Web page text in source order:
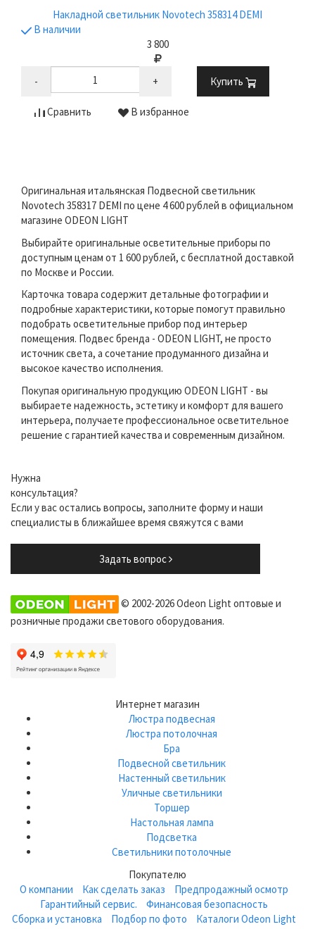
Накладной светильник Novotech 358314 DEMI
В наличии
3 800
- + Купить
Сравнить В избранное
Оригинальная итальянская Подвесной светильник
Novotech 358317 DEMI по цене 4 600 рублей в официальном
магазине ODEON LIGHT
Выбирайте оригинальные осветительные приборы по
доступным ценам от 1 600 рублей, с бесплатной доставкой
по Москве и России.
Карточка товара содержит детальные фотографии и
подробные характеристики, которые помогут правильно
подобрать осветительные прибор под интерьер
помещения. Подвес бренда - ODEON LIGHT, не просто
источник света, а сочетание продуманного дизайна и
высокое качество исполнения.
Покупая оригинальную продукцию ODEON LIGHT - вы
выбираете надежность, эстетику и комфорт для вашего
интерьера, получаете профессиональное осветительное
решение с гарантией качества и современным дизайном.
Нужна
консультация?
Если у вас остались вопросы, заполните форму и наши
специалисты в ближайшее время свяжутся с вами
Задать вопрос
© 2002-2026 Odeon Light оптовые и
розничные продажи светового оборудования.
Интернет магазин
Люстра подвесная
Люстра потолочная
Бра
Подвесной светильник
Настенный светильник
Уличные светильники
Торшер
Настольная лампа
Подсветка
Светильники потолочные
Покупателю
О компании
Как сделать заказ
Предпродажный осмотр
Гарантийный сервис.
Финансовая безопасность
Сборка и установка
Подбор по фото
Каталоги Odeon Light